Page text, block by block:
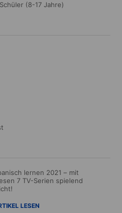
(8-17 Jahre)
lernen 2021 – mit
7 TV-Serien spielend
LESEN